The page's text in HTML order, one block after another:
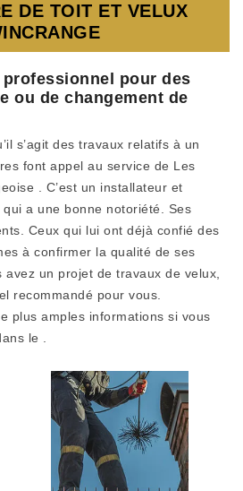
DE TOIT ET VELUX
professionnel pour des
ou de changement de
s’agit des travaux relatifs à un
font appel au service de Les
. C’est un installateur et
a une bonne notoriété. Ses
Ceux qui lui ont déjà confié des
à confirmer la qualité de ses
avez un projet de travaux de velux,
recommandé pour vous.
plus amples informations si vous
le .